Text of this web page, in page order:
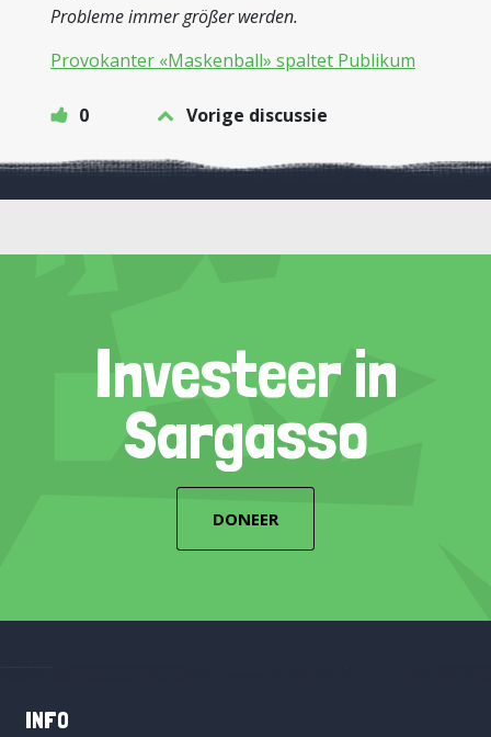
Probleme immer größer werden.
Provokanter «Maskenball» spaltet Publikum
0 Vorige discussie
Investeer in
Sargasso
DONEER
INFO